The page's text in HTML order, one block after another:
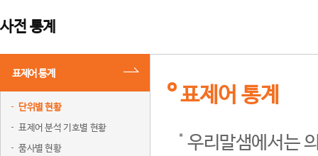
사전 통계
표제어 통계
단위별 현황
표제어 분석 기호별 현황
품사별 현황
표제어 통계
우리말샘에서는